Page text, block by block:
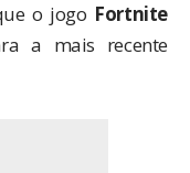
o jogo Fortnite
a mais recente